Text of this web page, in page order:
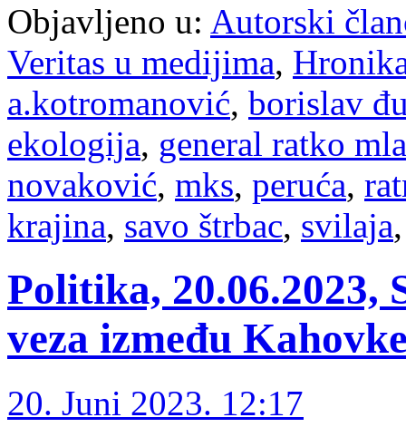
Objavljeno u: Autorski
Veritas u medijima,
a.kotromanović, borislav
ekologija, general ratko
novaković, mks, peruća,
krajina, savo štrbac, svilaja
Politika, 20.06.2023,
veza između
20. Juni 2023. 12:17